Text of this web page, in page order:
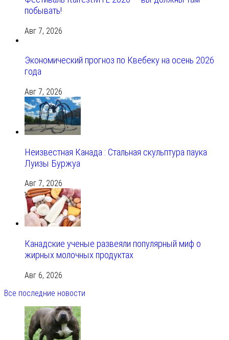
побывать!
Авг 7, 2026
Экономический прогноз по Квебеку на осень 2026
года
Авг 7, 2026
Неизвестная Канада : Стальная скульптура паука
Луизы Буржуа
Авг 7, 2026
Канадские ученые развеяли популярный миф о
жирных молочных продуктах
Авг 6, 2026
Все последние новости